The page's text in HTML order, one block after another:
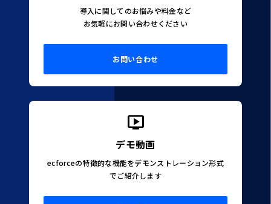
導入に関してのお悩みや料金など
お気軽にお問い合わせください
お問い合わせ
デモ動画
ecforceの特徴的な機能をデモンストレーション形式
でご紹介します